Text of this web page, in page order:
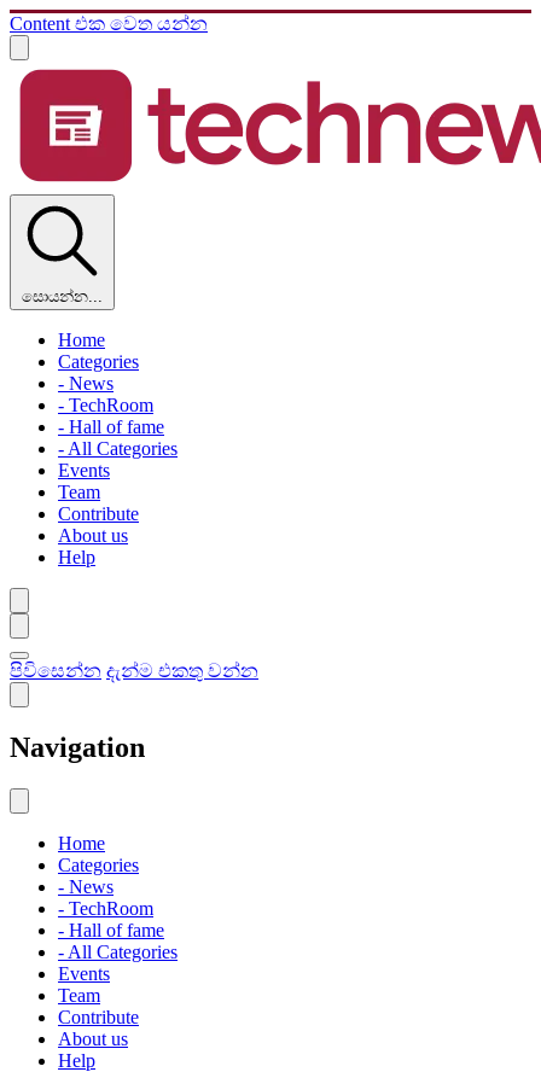
Content එක වෙත යන්න
සොයන්න...
Home
Categories
- News
- TechRoom
- Hall of fame
- All Categories
Events
Team
Contribute
About us
Help
පිවිසෙන්න දැන්ම එකතු වන්න
Navigation
Home
Categories
- News
- TechRoom
- Hall of fame
- All Categories
Events
Team
Contribute
About us
Help